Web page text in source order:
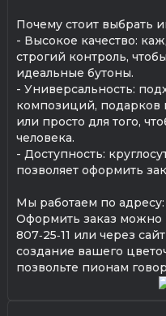
Почему стоит выбрать
- Высокое качество:
строгий контроль,
идеальные бутоны.
- Универсальность:
композиций,
или просто для того,
человека.
- Доступность:
позволяет оформить
Мы работаем по адресу:
Оформить заказ можно
807‑25‑11 или через
создание вашего
позвольте пионам